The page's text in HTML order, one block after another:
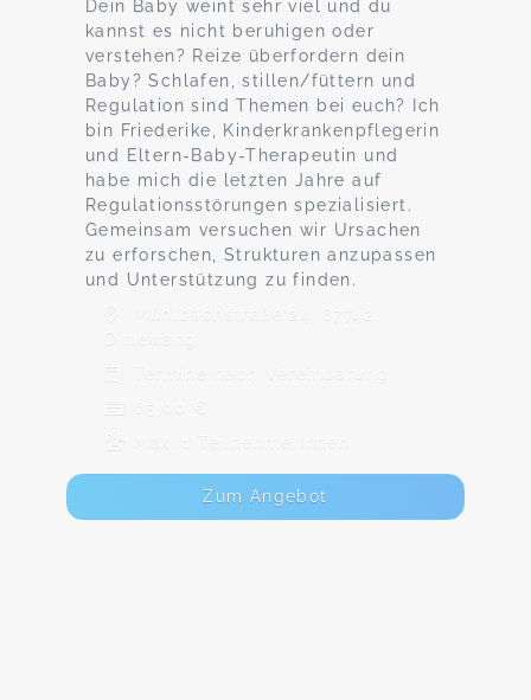
Dein Baby weint sehr viel und du
kannst es nicht beruhigen oder
verstehen? Reize überfordern dein
Baby? Schlafen, stillen/füttern und
Regulation sind Themen bei euch? Ich
bin Friederike, Kinderkrankenpflegerin
und Eltern-Baby-Therapeutin und
habe mich die letzten Jahre auf
Regulationsstörungen spezialisiert.
Gemeinsam versuchen wir Ursachen
zu erforschen, Strukturen anzupassen
und Unterstützung zu finden.
Mühlbachstraße 24, 87742
Dirlewang
Termine nach Vereinbarung
65,00 €
Max. 1 TeilnehmerInnen
Zum Angebot